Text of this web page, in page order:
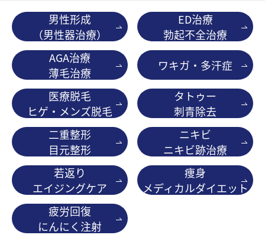
男性形成
（男性器治療）
ED治療
勃起不全治療
AGA治療
薄毛治療
ワキガ・多汗症
医療脱毛
ヒゲ・メンズ脱毛
タトゥー
刺青除去
二重整形
目元整形
ニキビ
ニキビ跡治療
若返り
エイジングケア
痩身
メディカルダイエット
疲労回復
にんにく注射